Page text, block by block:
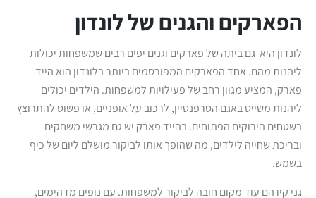
הפארקים והגנים של לונדון
לונדון היא גם ביתה של פארקים וגנים יפים רבים שמשפחות יכולות
ליהנות מהם. אחד הפארקים המפורסמים ביותר בלונדון הוא הייד
פארק, המציע מגוון רחב של פעילויות למשפחות. הילדים יכולים
ליהנות משייט באגם הסרפנטיין, לרכוב על אופניים, או פשוט להתרוצץ
בשטחים הירוקים הפתוחים. בהייד פארק יש גם מגרשי משחקים
ובריכת שחייה לילדים, מה שהופך אותו לביקור מושלם ליום של כיף
בשמש.
גני קיו הם עוד מקום חובה לביקור למשפחות. עם נופים מדהימים,